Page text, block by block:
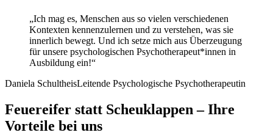
„Ich mag es, Menschen aus so vielen verschiedenen
Kontexten kennenzulernen und zu verstehen, was sie
innerlich bewegt. Und ich setze mich aus Überzeugung
für unsere psychologischen Psychotherapeut*innen in
Ausbildung ein!“
Daniela SchultheisLeitende Psychologische Psychotherapeutin
Feuereifer statt Scheuklappen – Ihre
Vorteile bei uns